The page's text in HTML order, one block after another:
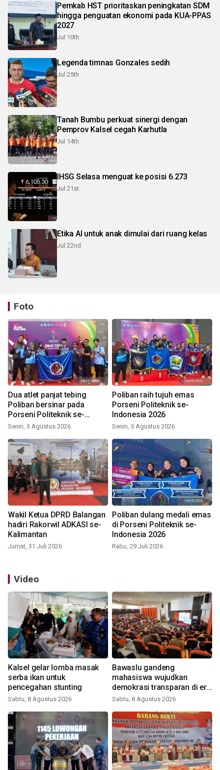
Pemkab HST prioritaskan peningkatan SDM
hingga penguatan ekonomi pada KUA-PPAS
2027
Jul 10th
Legenda timnas Gonzales sedih
Jul 25th
Tanah Bumbu perkuat sinergi dengan
Pemprov Kalsel cegah Karhutla
Jul 14th
IHSG Selasa menguat ke posisi 6.273
Jul 21st
Etika AI untuk anak dimulai dari ruang kelas
Jul 22nd
Foto
Dua atlet panjat tebing
Poliban bersinar pada
Porseni Politeknik se-
Indonesia 2026
Senin, 3 Agustus 2026
Poliban raih tujuh emas
Porseni Politeknik se-
Indonesia 2026
Senin, 3 Agustus 2026
Wakil Ketua DPRD Balangan
hadiri Rakorwil ADKASI se-
Kalimantan
Jumat, 31 Juli 2026
Poliban dulang medali emas
di Porseni Politeknik se-
Indonesia 2026
Rabu, 29 Juli 2026
Video
Kalsel gelar lomba masak
serba ikan untuk
pencegahan stunting
Sabtu, 8 Agustus 2026
Bawaslu gandeng
mahasiswa wujudkan
demokrasi transparan di era
digital
Sabtu, 8 Agustus 2026